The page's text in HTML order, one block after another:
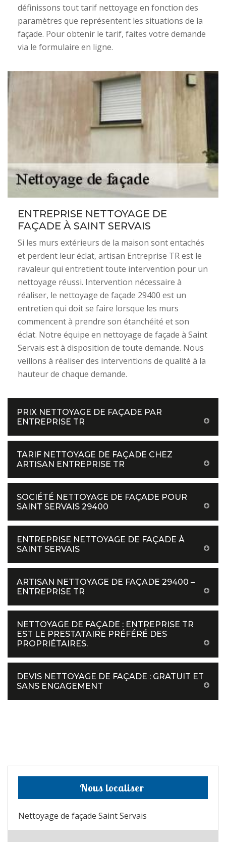
définissons tout tarif nettoyage en fonction des
paramètres que représentent les situations de la
façade. Pour obtenir le tarif, faites votre demande
via le formulaire en ligne.
ENTREPRISE NETTOYAGE DE
FAÇADE À SAINT SERVAIS
Si les murs extérieurs de la maison sont entachés
et perdent leur éclat, artisan Entreprise TR est le
ravaleur qui entretient toute intervention pour un
nettoyage réussi. Intervention nécessaire à
réaliser, le nettoyage de façade 29400 est un
entretien qui doit se faire lorsque les murs
commencent à prendre son étanchéité et son
éclat. Notre équipe en nettoyage de façade à Saint
Servais est à disposition de toute demande. Nous
veillons à réaliser des interventions de qualité à la
hauteur de chaque demande.
PRIX NETTOYAGE DE FAÇADE PAR
ENTREPRISE TR
TARIF NETTOYAGE DE FAÇADE CHEZ
ARTISAN ENTREPRISE TR
SOCIÉTÉ NETTOYAGE DE FAÇADE POUR
SAINT SERVAIS 29400
ENTREPRISE NETTOYAGE DE FAÇADE À
SAINT SERVAIS
ARTISAN NETTOYAGE DE FAÇADE 29400 –
ENTREPRISE TR
NETTOYAGE DE FAÇADE : ENTREPRISE TR
EST LE PRESTATAIRE PRÉFÉRÉ DES
PROPRIÉTAIRES.
DEVIS NETTOYAGE DE FAÇADE : GRATUIT ET
SANS ENGAGEMENT
Nous localiser
Nettoyage de façade Saint Servais